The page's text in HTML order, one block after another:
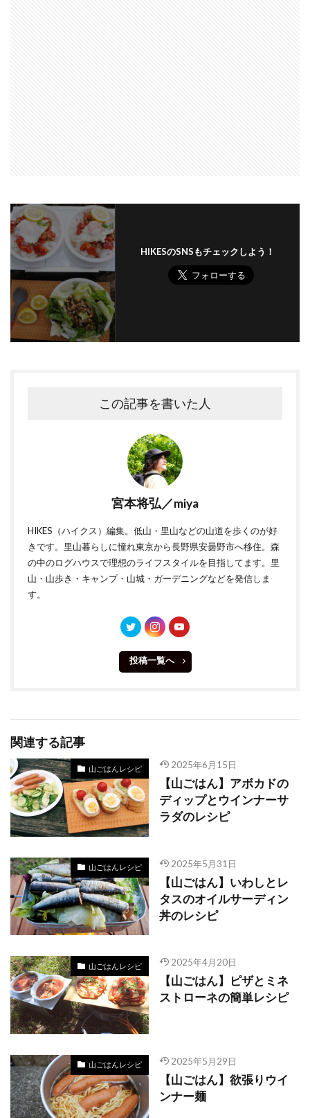
HIKESのSNSもチェックしよう！
この記事を書いた人
宮本将弘／miya
HIKES（ハイクス）編集。低山・里山などの山道を歩くのが好
きです。里山暮らしに憧れ東京から長野県安曇野市へ移住。森
の中のログハウスで理想のライフスタイルを目指してます。里
山・山歩き・キャンプ・山城・ガーデニングなどを発信しま
す。
投稿一覧へ
関連する記事
山ごはんレシピ 2025年6月15日
【山ごはん】アボカドの
ディップとウインナーサ
ラダのレシピ
山ごはんレシピ 2025年5月31日
【山ごはん】いわしとレ
タスのオイルサーディン
丼のレシピ
山ごはんレシピ 2025年4月20日
【山ごはん】ピザとミネ
ストローネの簡単レシピ
山ごはんレシピ 2025年5月29日
【山ごはん】欲張りウイ
ンナー麺